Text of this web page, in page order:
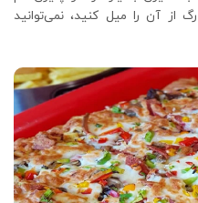
از آن را میل کنید، نمی‌توانید